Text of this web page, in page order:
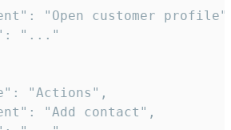
"Open customer
"..."
"Actions",
"Add contact",